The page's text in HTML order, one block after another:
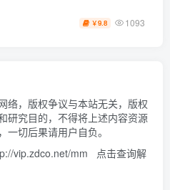
￥9.8 1093
络，版权争议与本站无关，版权
研究目的，不得将上述内容资源
切后果请用户自负。
vip.zdco.net/mm
点击查询解